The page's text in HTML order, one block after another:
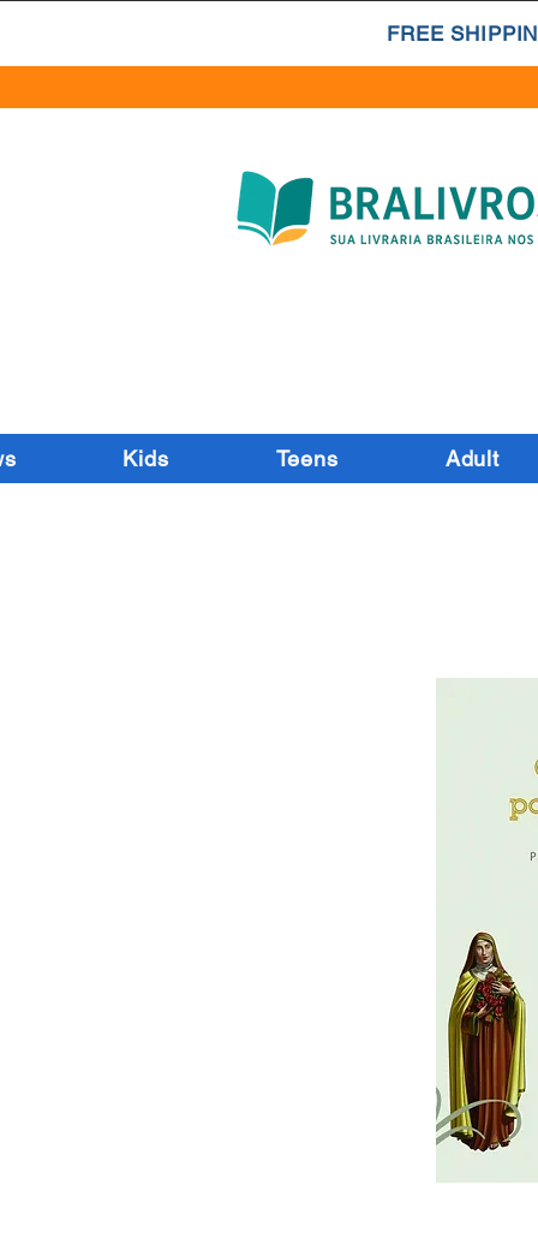
FREE
Kids Teens Adult